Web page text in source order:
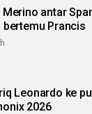
Merino antar
bertemu Prancis
Leonardo ke
2026